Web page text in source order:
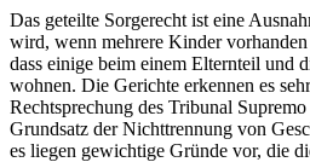
Das geteilte Sorgerecht ist eine
wird, wenn mehrere Kinder
dass einige beim einem Elternteil und
wohnen. Die Gerichte erkennen es
Rechtsprechung des Tribunal
Grundsatz der Nichttrennung von
es liegen gewichtige Gründe vor, die